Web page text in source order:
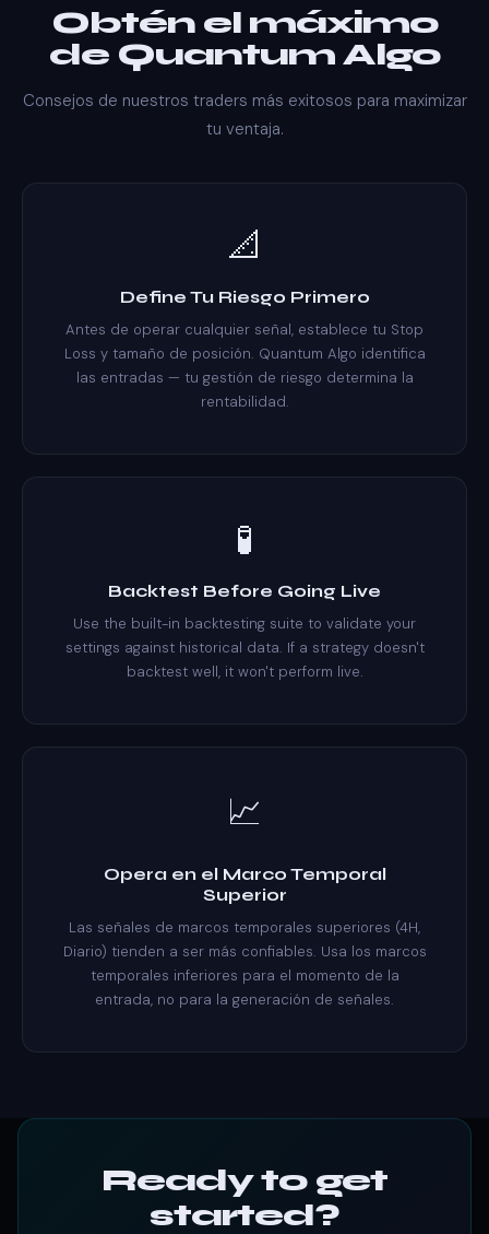
Obtén el máximo
de Quantum Algo
Consejos de nuestros traders más exitosos para maximizar
tu ventaja.
📐
Define Tu Riesgo Primero
Antes de operar cualquier señal, establece tu Stop
Loss y tamaño de posición. Quantum Algo identifica
las entradas — tu gestión de riesgo determina la
rentabilidad.
🧪
Backtest Before Going Live
Use the built-in backtesting suite to validate your
settings against historical data. If a strategy doesn't
backtest well, it won't perform live.
📈
Opera en el Marco Temporal
Superior
Las señales de marcos temporales superiores (4H,
Diario) tienden a ser más confiables. Usa los marcos
temporales inferiores para el momento de la
entrada, no para la generación de señales.
Ready to get
started?